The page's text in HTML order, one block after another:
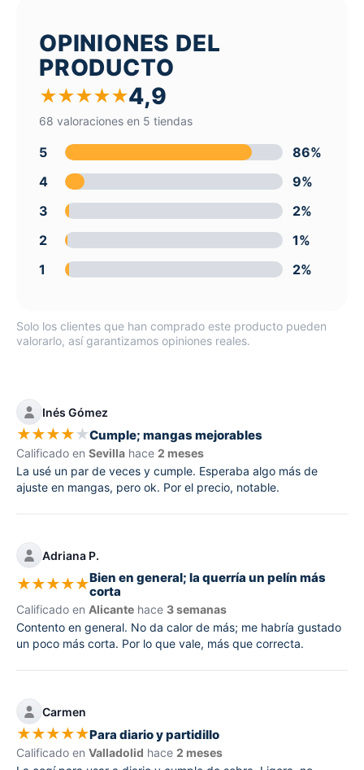
OPINIONES DEL
PRODUCTO
★★★★★4,9
68 valoraciones en 5 tiendas
5
86%
4
9%
3
2%
2
1%
1
2%
Solo los clientes que han comprado este producto pueden
valorarlo, así garantizamos opiniones reales.
Inés Gómez
★★★★★Cumple; mangas mejorables
Calificado en Sevilla hace 2 meses
La usé un par de veces y cumple. Esperaba algo más de
ajuste en mangas, pero ok. Por el precio, notable.
Adriana P.
★★★★★Bien en general; la querría un pelín más
corta
Calificado en Alicante hace 3 semanas
Contento en general. No da calor de más; me habría gustado
un poco más corta. Por lo que vale, más que correcta.
Carmen
★★★★★Para diario y partidillo
Calificado en Valladolid hace 2 meses